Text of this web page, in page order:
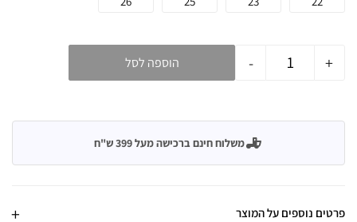
- + הוספה לסל
משלוח חינם ברכישה מעל 399 ש"ח
פרטים נוספים על המוצר